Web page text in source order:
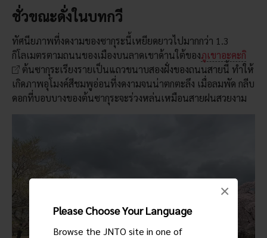
Please Choose Your Language
Browse the JNTO site in one of
×
ชั่วขณะดั่งในบทกวี
ทัศนียภาพที่งดงามของซากุระนี้เหยียดยาวไปมากกว่า 1.3
กิโลเมตรตามถนนของเมืองบนลาดเขาด้านใต้ของภูเขาอะคะกิ
ต้นซากุระเรียงรายเป็นแถวขนาบสองฝั่งของถนนสายนี้ ทำให้
เกิดภาพอุโมงค์สีชมพูอ่อนที่งดงามจนน่าตกตะลึง เมื่อลมพัด กลีบ
ดอกที่บอบบางของต้นซากุระจะร่วงหล่นเหมือนสายฝนสวยงาม